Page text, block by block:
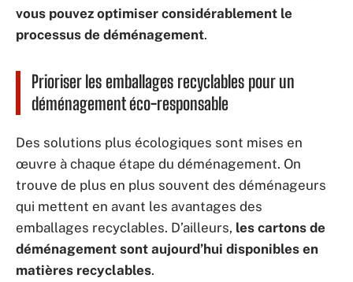
vous pouvez optimiser considérablement le
processus de déménagement.
Prioriser les emballages recyclables pour un
déménagement éco-responsable
Des solutions plus écologiques sont mises en
œuvre à chaque étape du déménagement. On
trouve de plus en plus souvent des déménageurs
qui mettent en avant les avantages des
emballages recyclables. D’ailleurs, les cartons de
déménagement sont aujourd’hui disponibles en
matières recyclables.